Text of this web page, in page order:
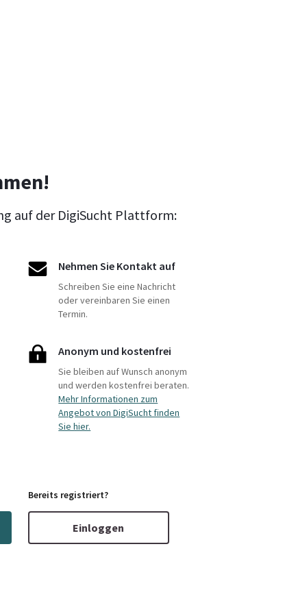
auf der DigiSucht Plattform:
Nehmen Sie Kontakt auf
Schreiben Sie eine Nachricht
oder vereinbaren Sie einen
Termin.
Anonym und kostenfrei
Sie bleiben auf Wunsch anonym
und werden kostenfrei beraten.
Mehr Informationen zum
Angebot von DigiSucht finden
Sie hier.
Bereits registriert?
Einloggen